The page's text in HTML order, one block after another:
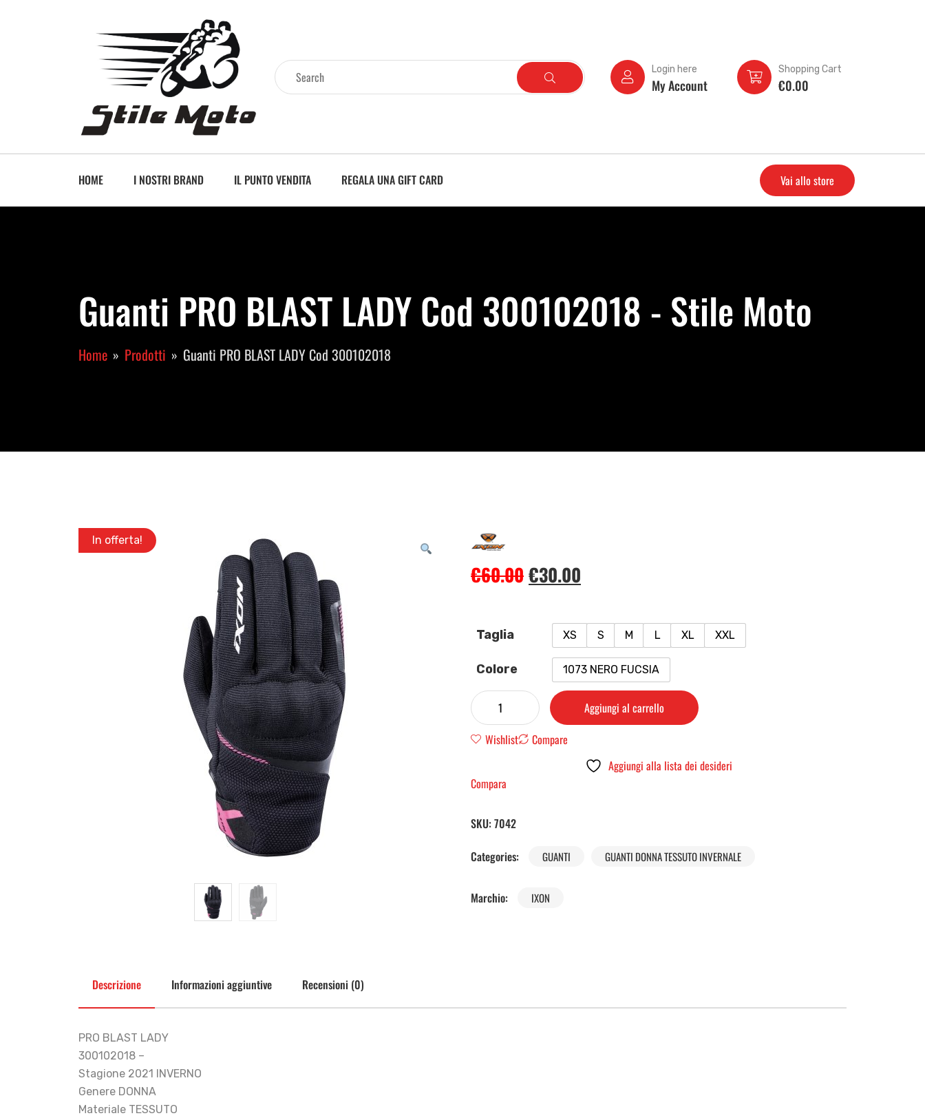
Login here
My Account
Shopping Cart
€0.00
HOME I NOSTRI BRAND IL PUNTO VENDITA REGALA UNA GIFT CARD Vai allo store
Guanti PRO BLAST LADY Cod 300102018 - Stile Moto
Home Prodotti Guanti PRO BLAST LADY Cod 300102018
In offerta!
€60.00€30.00
Taglia XS S M L XL XXL
Colore 1073 NERO FUCSIA
Aggiungi al carrello
Wishlist
Compare
Aggiungi alla lista dei desideri
Compara
SKU: 7042
Categories:
GUANTI GUANTI DONNA TESSUTO INVERNALE
Marchio: IXON
Descrizione Informazioni aggiuntive Recensioni (0)
PRO BLAST LADY
300102018 –
Stagione 2021 INVERNO
Genere DONNA
Materiale TESSUTO